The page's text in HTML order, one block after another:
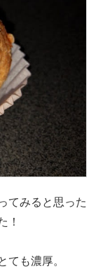
てみると思った
！
ても濃厚。